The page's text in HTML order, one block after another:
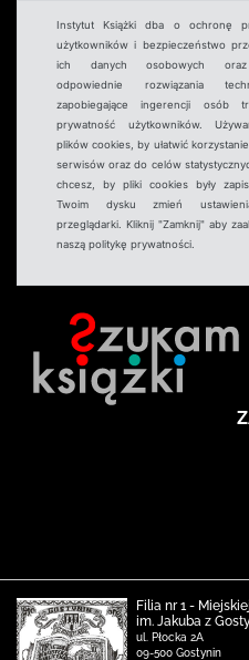
Instytut Książki dba o ochronę
użytkowników i bezpieczeństwo
ich danych osobowych
odpowiednie rozwiązania
zapobiegające ingerencji osób
prywatność użytkowników.
plików cookies, by ułatwić
serwisów oraz do celów
chcesz, by pliki cookies były
Twoim dysku zmień
przeglądarki. Kliknij "Zamknij" aby
naszą politykę prywatności.
Filia nr 1 -
im. Jakuba z
ul. Płocka 2A
09-500 Gostynin